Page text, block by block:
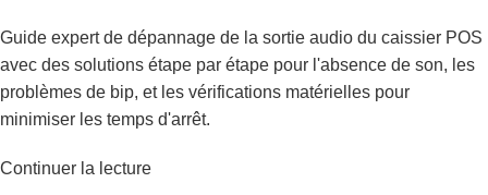
Guide expert de dépannage de la sortie audio du caissier POS
avec des solutions étape par étape pour l'absence de son, les
problèmes de bip, et les vérifications matérielles pour
minimiser les temps d'arrêt.
Continuer la lecture